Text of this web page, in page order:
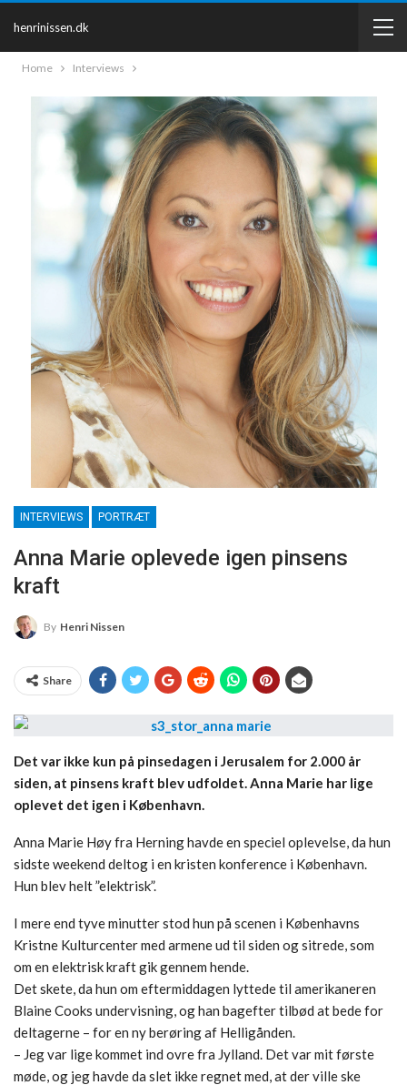
henrinissen.dk
Home Interviews
INTERVIEWS PORTRÆT
Anna Marie oplevede igen pinsens
kraft
By Henri Nissen
Share
Det var ikke kun på pinsedagen i Jerusalem for 2.000 år
siden, at pinsens kraft blev udfoldet. Anna Marie har lige
oplevet det igen i København.
Anna Marie Høy fra Herning havde en speciel oplevelse, da hun
sidste weekend deltog i en kristen konference i København.
Hun blev helt ”elektrisk”.
I mere end tyve minutter stod hun på scenen i Københavns
Kristne Kulturcenter med armene ud til siden og sitrede, som
om en elektrisk kraft gik gennem hende.
Det skete, da hun om eftermiddagen lyttede til amerikaneren
Blaine Cooks undervisning, og han bagefter tilbød at bede for
deltagerne – for en ny berøring af Helligånden.
– Jeg var lige kommet ind ovre fra Jylland. Det var mit første
møde, og jeg havde da slet ikke regnet med, at der ville ske